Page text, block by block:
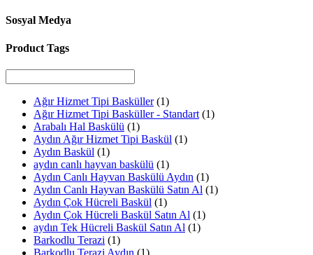
Sosyal Medya
Product Tags
Ağır Hizmet Tipi Basküller (1)
Ağır Hizmet Tipi Basküller - Standart (1)
Arabalı Hal Baskülü (1)
Aydın Ağır Hizmet Tipi Baskül (1)
Aydın Baskül (1)
aydın canlı hayvan baskülü (1)
Aydın Canlı Hayvan Baskülü Aydın (1)
Aydın Canlı Hayvan Baskülü Satın Al (1)
Aydın Çok Hücreli Baskül (1)
Aydın Çok Hücreli Baskül Satın Al (1)
aydın Tek Hücreli Baskül Satın Al (1)
Barkodlu Terazi (1)
Barkodlu Terazi Aydın (1)